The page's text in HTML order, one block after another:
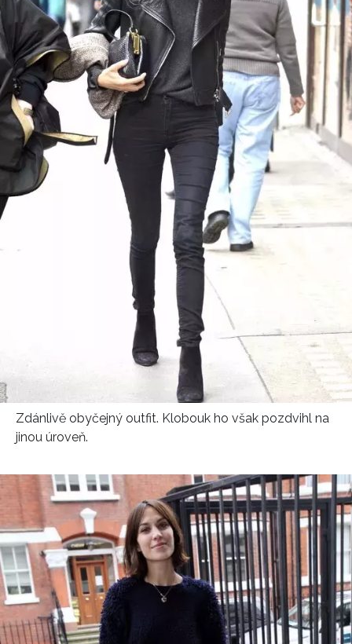
Zdánlivě obyčejný outfit. Klobouk ho však pozdvihl na
jinou úroveň.